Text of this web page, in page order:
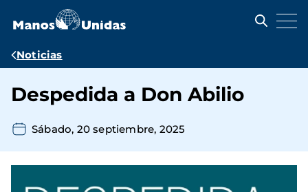
contenido
Ruta
navegación
Noticias
Despedida a Don Abilio
Sábado, 20 septiembre, 2025